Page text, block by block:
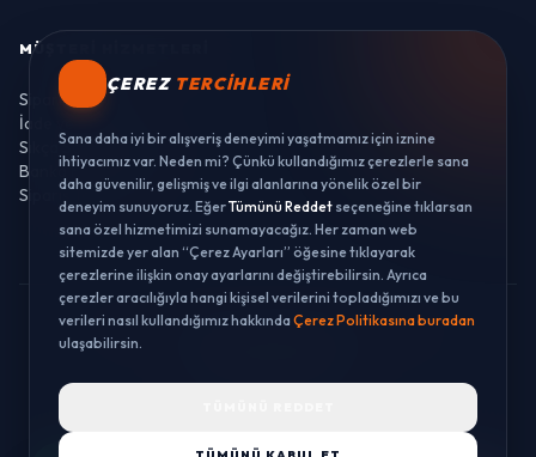
MÜŞTERI HIZMETLERI
Sipariş Takibi
İade ve Değişim
Sıkça Sorulan Sorular
Banka Hesaplarımız
Sipariş Takibi
© 2026 LUSTWAY. TÜM HAKLARI SAKLIDIR.
ÇEREZ TERCIHLERI
Sana daha iyi bir alışveriş deneyimi yaşatmamız için iznine
ihtiyacımız var. Neden mi? Çünkü kullandığımız çerezlerle sana
daha güvenilir, gelişmiş ve ilgi alanlarına yönelik özel bir
deneyim sunuyoruz. EğerTümünü Reddet seçeneğine tıklarsan
sana özel hizmetimizi sunamayacağız. Her zaman web
sitemizde yer alan “Çerez Ayarları” öğesine tıklayarak
çerezlerine ilişkin onay ayarlarını değiştirebilirsin. Ayrıca
çerezler aracılığıyla hangi kişisel verilerini topladığımızı ve bu
verileri nasıl kullandığımız hakkındaÇerez Politikasına buradan
ulaşabilirsin.